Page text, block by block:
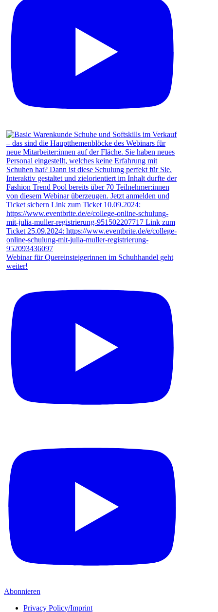
Webinar für Quereinsteigerinnen im Schuhhandel geht
weiter!
Abonnieren
Privacy Policy/Imprint